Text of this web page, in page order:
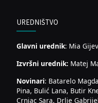
UREDNIŠTVO
Glavni urednik: Mia
Izvršni urednik: Matej
Novinari: Batarelo
Pina, Bulić Lana, Butir
Crnjac Sara, Drlje